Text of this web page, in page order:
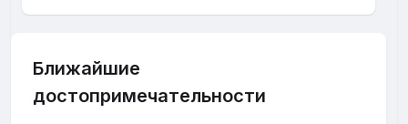
Ближайшие
достопримечательности